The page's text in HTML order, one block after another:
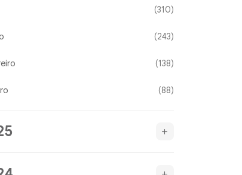
(310)
(243)
(138)
(88)